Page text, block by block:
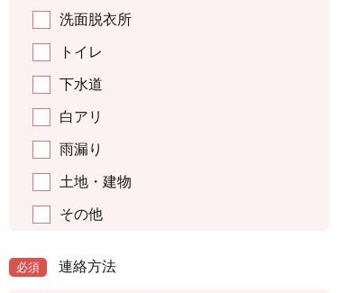
洗面脱衣所
トイレ
下水道
白アリ
雨漏り
土地・建物
その他
必須 連絡方法